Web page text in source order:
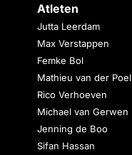
Atleten
Jutta Leerdam
Max Verstappen
Femke Bol
Mathieu van der Poel
Rico Verhoeven
Michael van Gerwen
Jenning de Boo
Sifan Hassan